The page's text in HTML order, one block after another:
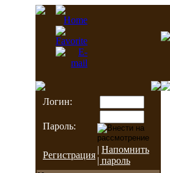
Логин:
Пароль:
Регистрация
| Напомнить
| пароль